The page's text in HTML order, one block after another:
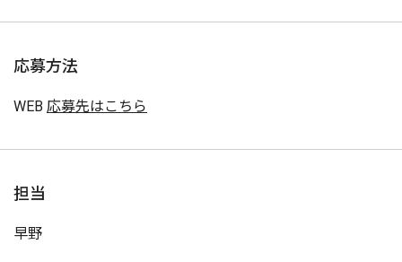
応募方法
WEB 応募先はこちら
担当
早野